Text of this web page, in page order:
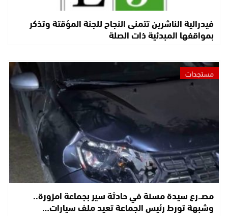
فيدرالية الناشرين تتمنى النجاح للجنة المؤقتة وتذكر
بمواقفها المبدئية ذات الصلة
مستجدات
مصـ.رع سيدة مسنة في حادثة سير بجماعة امزورة..
وشبهة تورط رئيس الجماعة تعيد ملف سيارات…